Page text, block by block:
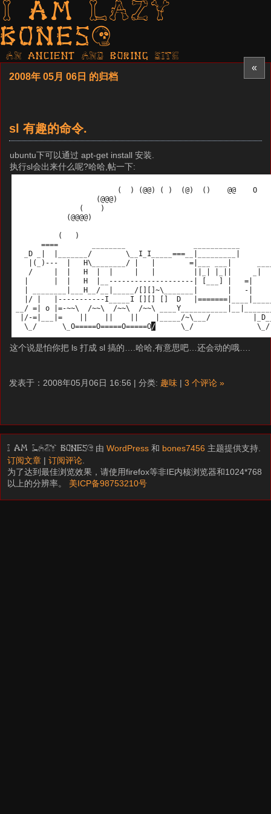
I am LAZY
bones?
AN ancient AND boring SITE
«
2008年 05月 06日 的归档
sl 有趣的命令.
ubuntu下可以通过 apt-get install 安装.
执行sl会出来什么呢?哈哈,帖一下:
这个说是怕你把 ls 打成 sl 搞的….哈哈,有意思吧…还会动的哦….
发表于：2008年05月06日 16:56 | 分类: 趣味 | 3 个评论 »
I am LAZY bones? 由WordPress 和 bones7456 主题提供支持.
订阅文章 |订阅评论
为了达到最佳浏览效果，请使用firefox等非IE内核浏览器和1024*768
以上的分辨率。 美ICP备98753210号